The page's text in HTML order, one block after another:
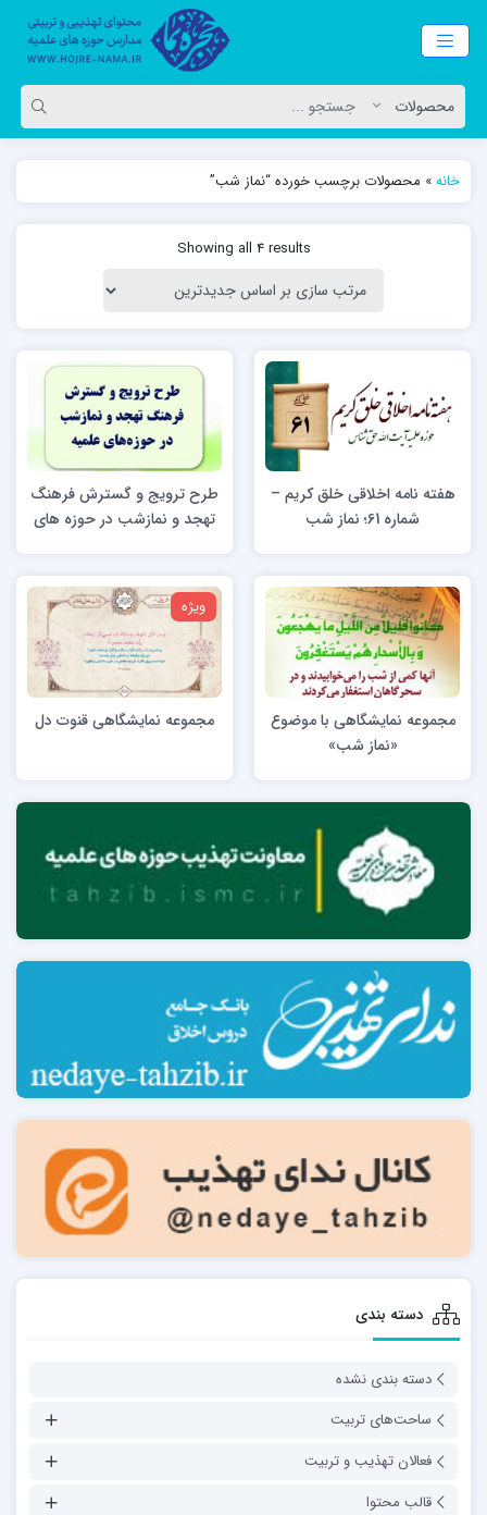
خانه» محصولات برچسب خورده “نماز شب”
Showing all 4 results
هفته نامه اخلاقی خلق کریم –
شماره 61؛ نماز شب
طرح ترویج و گسترش فرهنگ
تهجد و نمازشب در حوزه های
مجموعه نمایشگاهی با موضوع
«نماز شب»
ویژه
مجموعه نمایشگاهی قنوت دل
دسته بندی
دسته بندی نشده
ساحت‌های تربیت
فعالان تهذیب و تربیت
قالب محتوا